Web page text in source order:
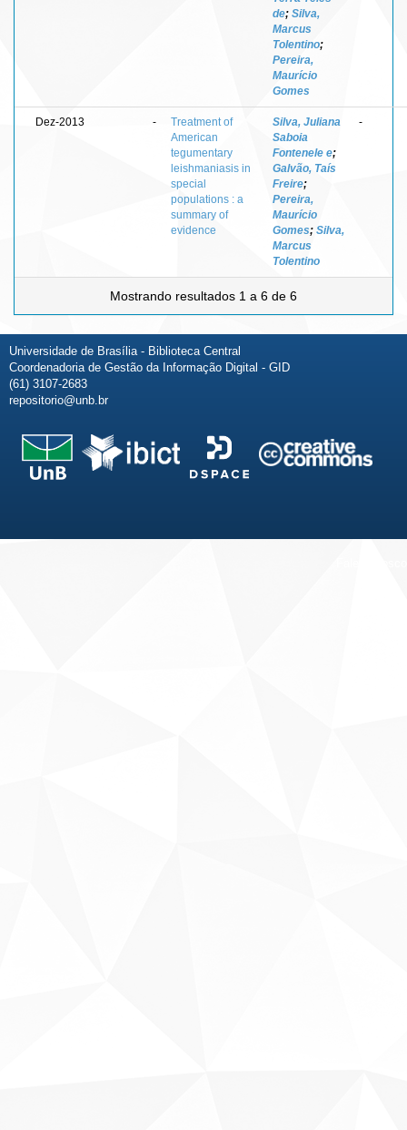
de; Silva,
Marcus
Tolentino;
Pereira,
Maurício
Gomes
Dez-2013 -
Treatment of
American
tegumentary
leishmaniasis in
special
populations : a
summary of
evidence
Silva, Juliana
Saboia
Fontenele e;
Galvão, Taís
Freire;
Pereira,
Maurício
Gomes; Silva,
Marcus
Tolentino
-
Mostrando resultados 1 a 6 de 6
Universidade de Brasília - Biblioteca Central
Coordenadoria de Gestão da Informação Digital - GID
(61) 3107-2683
repositorio@unb.br